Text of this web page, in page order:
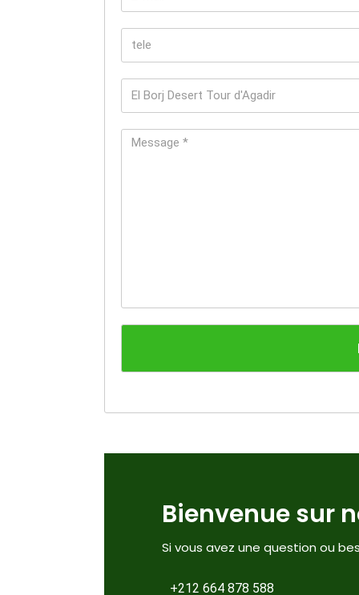
Bienvenue sur
Si vous avez une question ou
+212 664 878 588